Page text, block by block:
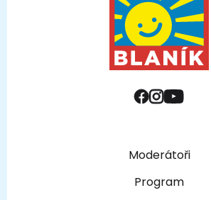
Moderátoři
Program